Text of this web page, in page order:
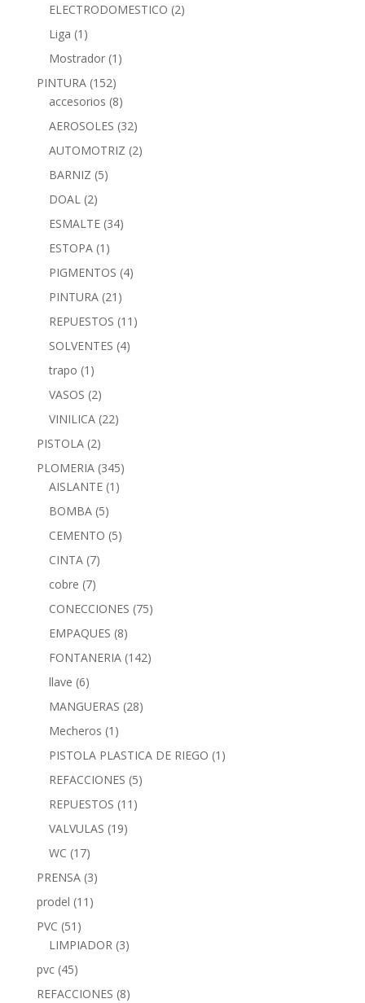
ELECTRODOMESTICO (2)
Liga (1)
Mostrador (1)
PINTURA (152)
accesorios (8)
AEROSOLES (32)
AUTOMOTRIZ (2)
BARNIZ (5)
DOAL (2)
ESMALTE (34)
ESTOPA (1)
PIGMENTOS (4)
PINTURA (21)
REPUESTOS (11)
SOLVENTES (4)
trapo (1)
VASOS (2)
VINILICA (22)
PISTOLA (2)
PLOMERIA (345)
AISLANTE (1)
BOMBA (5)
CEMENTO (5)
CINTA (7)
cobre (7)
CONECCIONES (75)
EMPAQUES (8)
FONTANERIA (142)
llave (6)
MANGUERAS (28)
Mecheros (1)
PISTOLA PLASTICA DE RIEGO (1)
REFACCIONES (5)
REPUESTOS (11)
VALVULAS (19)
WC (17)
PRENSA (3)
prodel (11)
PVC (51)
LIMPIADOR (3)
pvc (45)
REFACCIONES (8)